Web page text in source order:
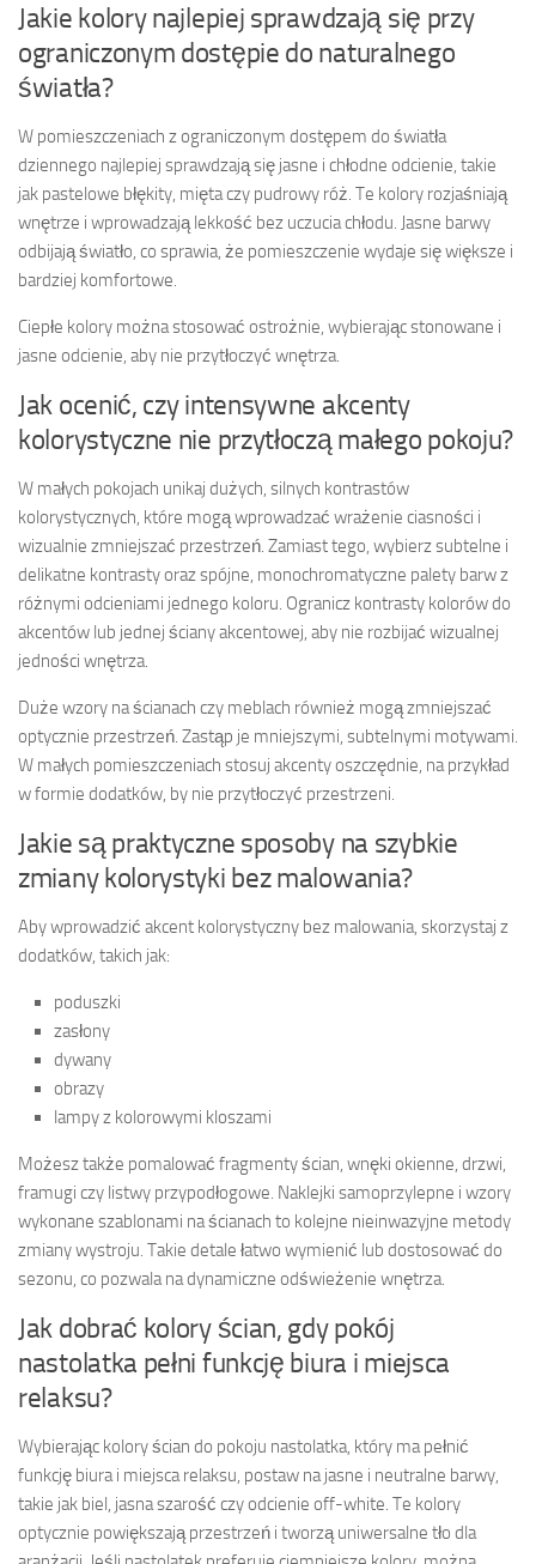
Jakie kolory najlepiej sprawdzają się przy
ograniczonym dostępie do naturalnego
światła?
W pomieszczeniach z ograniczonym dostępem do światła
dziennego najlepiej sprawdzają się jasne i chłodne odcienie, takie
jak pastelowe błękity, mięta czy pudrowy róż. Te kolory rozjaśniają
wnętrze i wprowadzają lekkość bez uczucia chłodu. Jasne barwy
odbijają światło, co sprawia, że pomieszczenie wydaje się większe i
bardziej komfortowe.
Ciepłe kolory można stosować ostrożnie, wybierając stonowane i
jasne odcienie, aby nie przytłoczyć wnętrza.
Jak ocenić, czy intensywne akcenty
kolorystyczne nie przytłoczą małego pokoju?
W małych pokojach unikaj dużych, silnych kontrastów
kolorystycznych, które mogą wprowadzać wrażenie ciasności i
wizualnie zmniejszać przestrzeń. Zamiast tego, wybierz subtelne i
delikatne kontrasty oraz spójne, monochromatyczne palety barw z
różnymi odcieniami jednego koloru. Ogranicz kontrasty kolorów do
akcentów lub jednej ściany akcentowej, aby nie rozbijać wizualnej
jedności wnętrza.
Duże wzory na ścianach czy meblach również mogą zmniejszać
optycznie przestrzeń. Zastąp je mniejszymi, subtelnymi motywami.
W małych pomieszczeniach stosuj akcenty oszczędnie, na przykład
w formie dodatków, by nie przytłoczyć przestrzeni.
Jakie są praktyczne sposoby na szybkie
zmiany kolorystyki bez malowania?
Aby wprowadzić akcent kolorystyczny bez malowania, skorzystaj z
dodatków, takich jak:
poduszki
zasłony
dywany
obrazy
lampy z kolorowymi kloszami
Możesz także pomalować fragmenty ścian, wnęki okienne, drzwi,
framugi czy listwy przypodłogowe. Naklejki samoprzylepne i wzory
wykonane szablonami na ścianach to kolejne nieinwazyjne metody
zmiany wystroju. Takie detale łatwo wymienić lub dostosować do
sezonu, co pozwala na dynamiczne odświeżenie wnętrza.
Jak dobrać kolory ścian, gdy pokój
nastolatka pełni funkcję biura i miejsca
relaksu?
Wybierając kolory ścian do pokoju nastolatka, który ma pełnić
funkcję biura i miejsca relaksu, postaw na jasne i neutralne barwy,
takie jak biel, jasna szarość czy odcienie off-white. Te kolory
optycznie powiększają przestrzeń i tworzą uniwersalne tło dla